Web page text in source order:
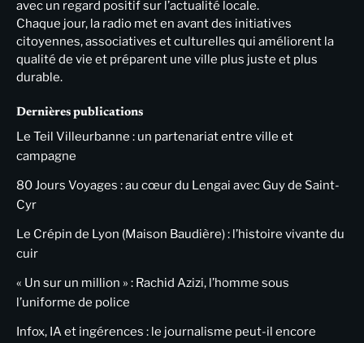
avec un regard positif sur l’actualité locale.
Chaque jour, la radio met en avant des initiatives
citoyennes, associatives et culturelles qui améliorent la
qualité de vie et préparent une ville plus juste et plus
durable.
Dernières publications
Le Teil Villeurbanne : un partenariat entre ville et
campagne
80 Jours Voyages : au cœur du Lengai avec Guy de Saint-
Cyr
Le Crépin de Lyon (Maison Baudière) : l’histoire vivante du
cuir
« Un sur un million » : Rachid Azizi, l’homme sous
l’uniforme de police
Infox, IA et ingérences : le journalisme peut-il encore